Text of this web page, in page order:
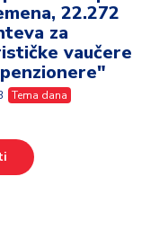
22.272
za
vaučere
Tema dana